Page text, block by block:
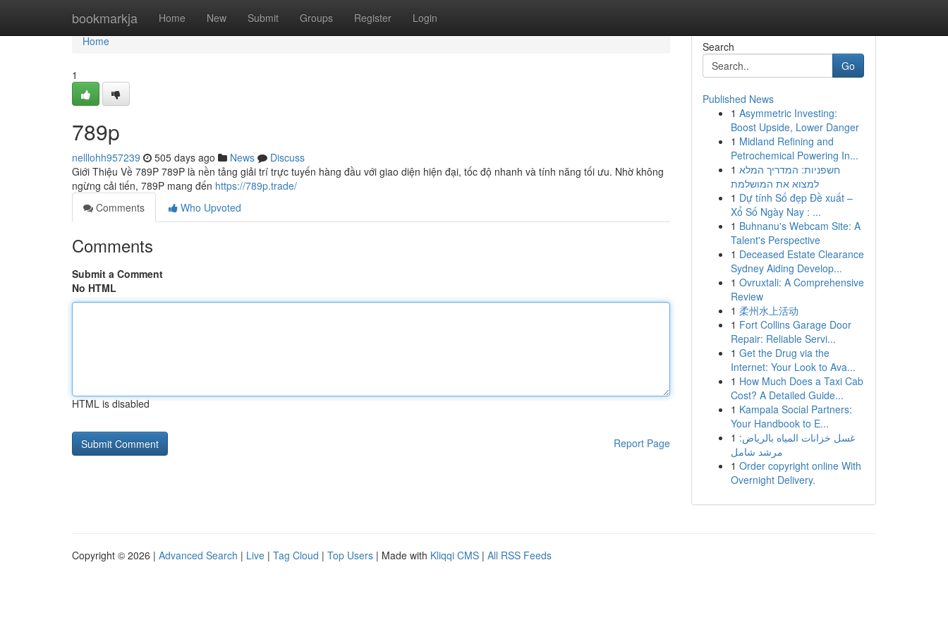
bookmarkja Home New Submit Groups Register Login
Home
Home
1
789p
nelllohh957239 505 days ago News
Discuss
Giới Thiệu Về 789P 789P là nền tảng giải trí trực tuyến hàng đầu với giao diện hiện đại, tốc độ nhanh và tính năng tối ưu. Nhờ không
ngừng cải tiến, 789P mang đến https://789p.trade/
Comments
Who Upvoted
Comments
Submit a Comment
No HTML
HTML is disabled
Report Page
Search
Go
Published News
1 Asymmetric Investing:
Boost Upside, Lower Danger
1 Midland Refining and
Petrochemical Powering In...
1 חשפניות: המדריך המלא
למצוא את המושלמת
1 Dự tính Số đẹp Đề xuất –
Xổ Số Ngày Nay : ...
1 Buhnanu's Webcam Site: A
Talent's Perspective
1 Deceased Estate Clearance
Sydney Aiding Develop...
1 Ovruxtali: A Comprehensive
Review
1 柔州水上活动
1 Fort Collins Garage Door
Repair: Reliable Servi...
1 Get the Drug via the
Internet: Your Look to Ava...
1 How Much Does a Taxi Cab
Cost? A Detailed Guide...
1 Kampala Social Partners:
Your Handbook to E...
1 غسل خزانات المياه بالرياض:
مرشد شامل
1 Order copyright online With
Overnight Delivery.
Copyright © 2026 | Advanced Search | Live | Tag Cloud | Top Users | Made with Kliqqi CMS | All RSS Feeds